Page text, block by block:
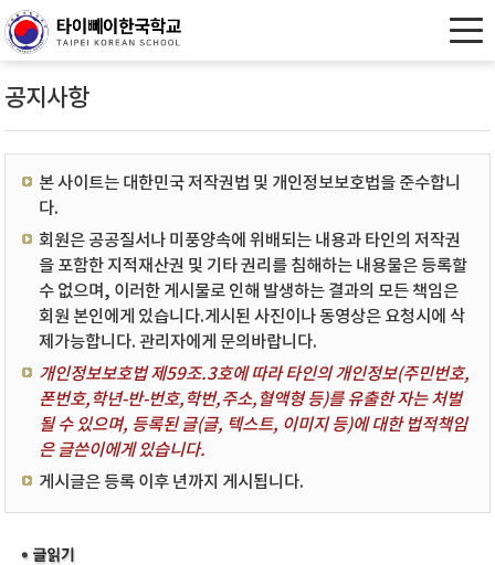
공지사항
본 사이트는 대한민국 저작권법 및 개인정보보호법을 준수합니
다.
회원은 공공질서나 미풍양속에 위배되는 내용과 타인의 저작권
을 포함한 지적재산권 및 기타 권리를 침해하는 내용물은 등록할
수 없으며, 이러한 게시물로 인해 발생하는 결과의 모든 책임은
회원 본인에게 있습니다.게시된 사진이나 동영상은 요청시에 삭
제가능합니다. 관리자에게 문의바랍니다.
개인정보보호법 제59조.3호에 따라 타인의 개인정보(주민번호,
폰번호,학년-반-번호,학번,주소,혈액형 등)를 유출한 자는 처벌
될 수 있으며, 등록된 글(글, 텍스트, 이미지 등)에 대한 법적책임
은 글쓴이에게 있습니다.
게시글은 등록 이후 년까지 게시됩니다.